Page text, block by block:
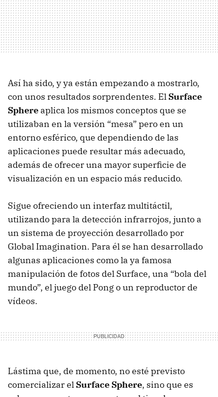
Así ha sido, y ya están empezando a mostrarlo,
con unos resultados sorprendentes. El Surface
Sphere aplica los mismos conceptos que se
utilizaban en la versión “mesa” pero en un
entorno esférico, que dependiendo de las
aplicaciones puede resultar más adecuado,
además de ofrecer una mayor superficie de
visualización en un espacio más reducido.
Sigue ofreciendo un interfaz multitáctil,
utilizando para la detección infrarrojos, junto a
un sistema de proyección desarrollado por
Global Imagination. Para él se han desarrollado
algunas aplicaciones como la ya famosa
manipulación de fotos del Surface, una “bola del
mundo”, el juego del Pong o un reproductor de
vídeos.
Lástima que, de momento, no esté previsto
comercializar el Surface Sphere, sino que es